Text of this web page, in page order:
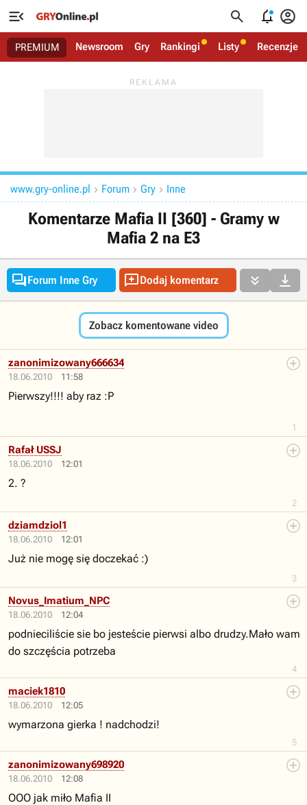
   
PREMIUM Newsroom Gry Rankingi Listy Recenzje
www.gry-online.pl  Forum  Gry  Inne
Komentarze Mafia II [360] - Gramy w
Mafia 2 na E3
Forum Inne Gry Dodaj komentarz  
Zobacz komentowane video
18.06.2010 11:58
1
zanonimizowany666634
Pierwszy!!!! aby raz :P
18.06.2010 12:01
2
Rafał USSJ
2. ?
18.06.2010 12:01
3
dziamdziol1
Już nie mogę się doczekać :)
18.06.2010 12:04
4
Novus_Imatium_NPC
podnieciliście sie bo jesteście pierwsi albo drudzy.Mało wam
do szczęścia potrzeba
18.06.2010 12:05
5
maciek1810
wymarzona gierka ! nadchodzi!
18.06.2010 12:08
zanonimizowany698920
OOO jak miło Mafia II